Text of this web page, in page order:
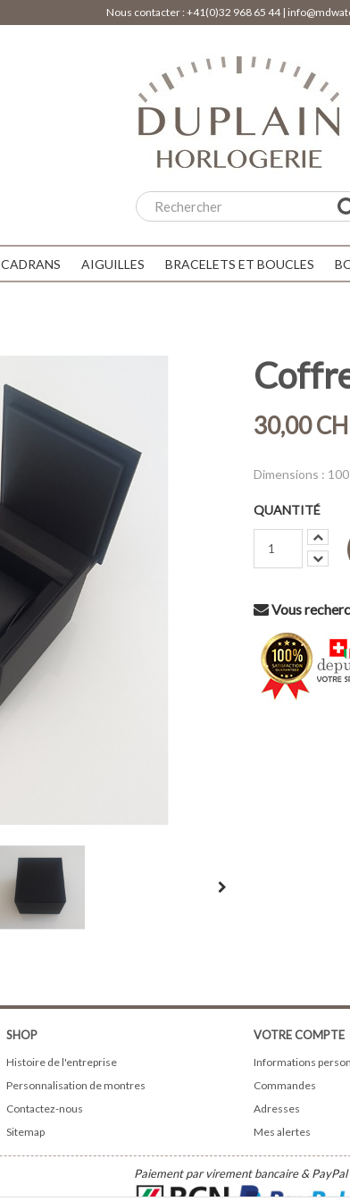
Nous contacter :+41(0)32 968 65 44|
CADRANS AIGUILLES BRACELETS ET BOUCLES
30,00
Dimensions :
QUANTITÉ
Vous
SHOP
Histoire de l'entreprise
Personnalisation de montres
Contactez-nous
Sitemap
VOTRE COMPTE
Informations
Commandes
Adresses
Mes alertes
Paiement par virement bancaire & PayPal